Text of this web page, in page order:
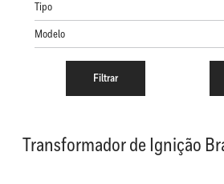
Tipo
Modelo
Transformador de Ignição